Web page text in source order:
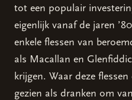
tot een populair
eigenlijk vanaf de jaren
enkele flessen van
als Macallan en
krijgen. Waar deze
gezien als dranken om